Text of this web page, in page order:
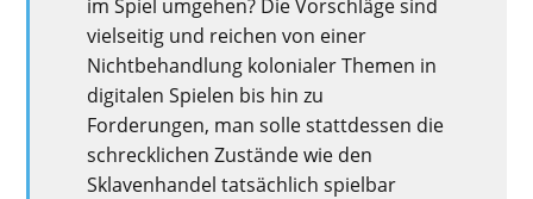
im Spiel umgehen? Die Vorschläge sind
vielseitig und reichen von einer
Nichtbehandlung kolonialer Themen in
digitalen Spielen bis hin zu
Forderungen, man solle stattdessen die
schrecklichen Zustände wie den
Sklavenhandel tatsächlich spielbar